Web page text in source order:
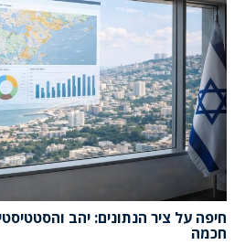
חיפה על ציר הנתונים: יהב
חכמה